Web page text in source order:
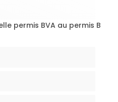
permis BVA au permis B